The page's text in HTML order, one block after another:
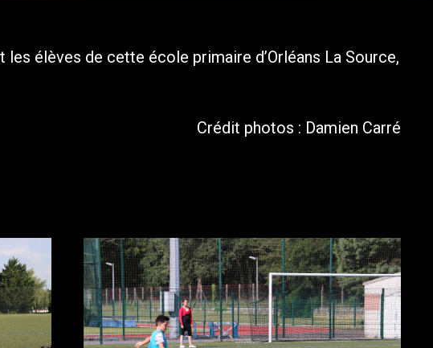
élèves de cette école primaire d’Orléans La Source,
Crédit photos : Damien Carré